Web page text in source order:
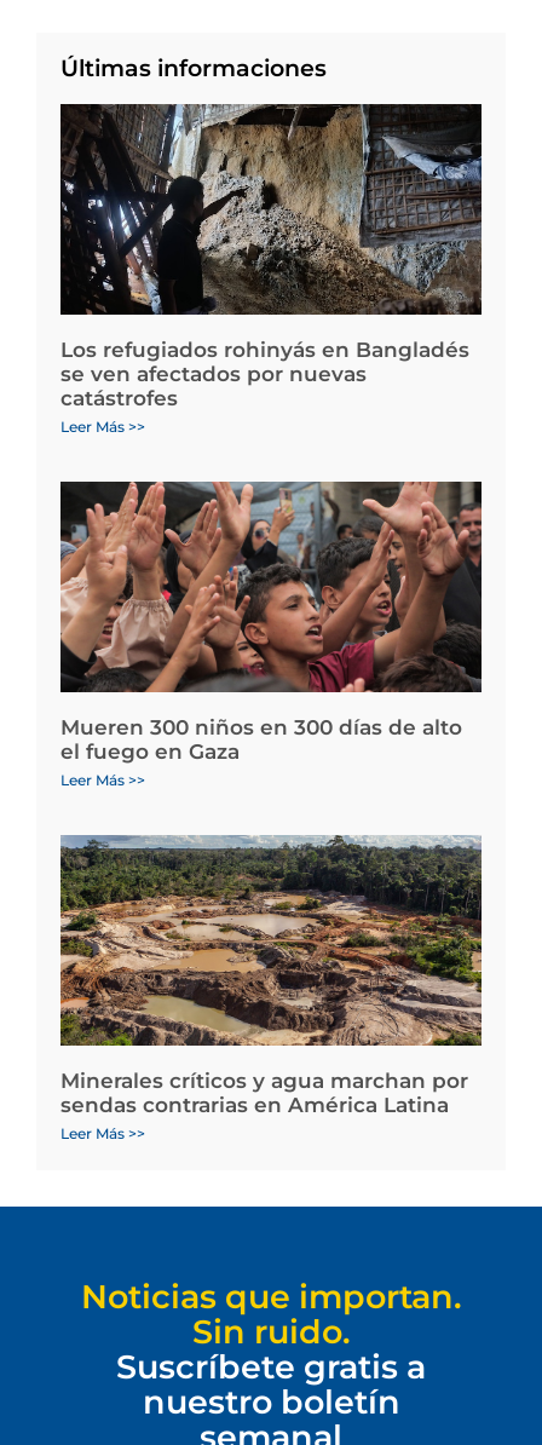
Últimas informaciones
Los refugiados rohinyás en Bangladés
se ven afectados por nuevas
catástrofes
Leer Más >>
Mueren 300 niños en 300 días de alto
el fuego en Gaza
Leer Más >>
Minerales críticos y agua marchan por
sendas contrarias en América Latina
Leer Más >>
Noticias que importan.
Sin ruido.
Suscríbete gratis a
nuestro boletín
semanal